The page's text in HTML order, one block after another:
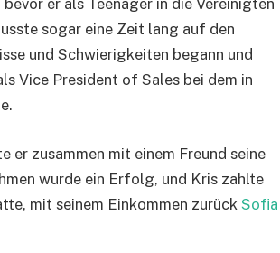
er als Teenager in die Vereinigten
sogar eine Zeit lang auf den
und Schwierigkeiten begann und
Vice President of Sales bei dem in
er zusammen mit einem Freund seine
wurde ein Erfolg, und Kris zahlte
mit seinem Einkommen zurück Sofia